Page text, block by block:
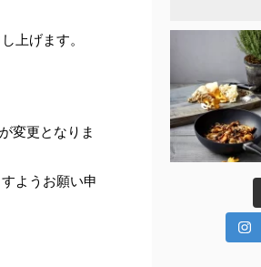
上げます。
変更となりま
ようお願い申